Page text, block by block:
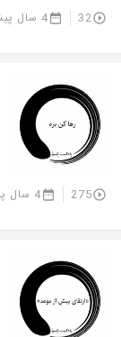
32 4 سال پیش
275 4 سال پیش